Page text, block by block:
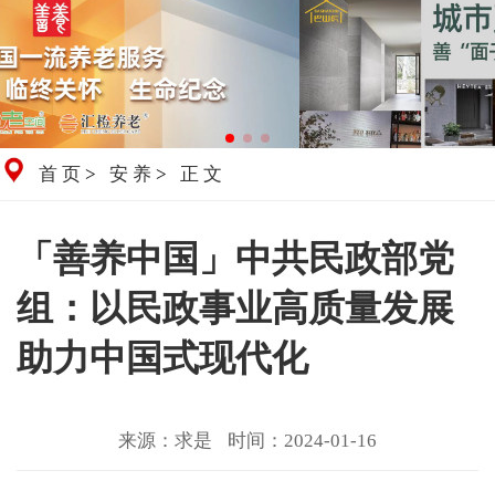
首页 > 安养 > 正文
「善养中国」中共民政部党
组：以民政事业高质量发展
助力中国式现代化
来源：求是 时间：2024-01-16